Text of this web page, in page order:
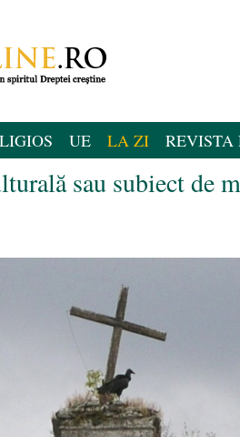
UE LA ZI REVISTA
sau subiect de